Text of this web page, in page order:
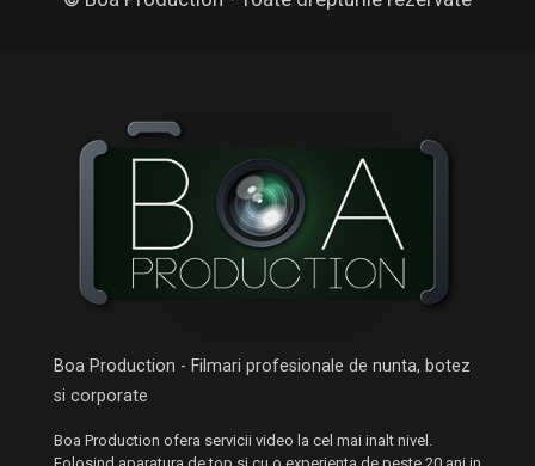
Boa Production - Filmari profesionale de nunta, botez
si corporate
Boa Production ofera servicii video la cel mai inalt nivel.